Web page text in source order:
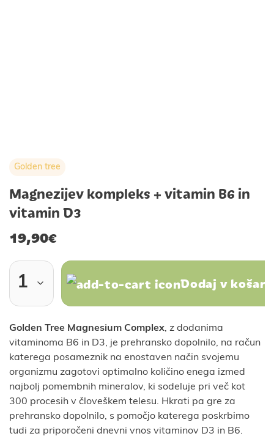
Golden tree
Magnezijev kompleks + vitamin B6 in
vitamin D3
19,90€
Dodaj v
Golden Tree Magnesium Complex, z dodanima
vitaminoma B6 in D3, je prehransko dopolnilo, na račun
katerega posameznik na enostaven način svojemu
organizmu zagotovi optimalno količino enega izmed
najbolj pomembnih mineralov, ki sodeluje pri več kot
300 procesih v človeškem telesu. Hkrati pa gre za
prehransko dopolnilo, s pomočjo katerega poskrbimo
tudi za priporočeni dnevni vnos vitaminov D3 in B6.